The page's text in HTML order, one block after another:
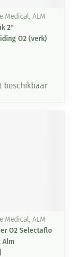
Medical, ALM
2''
O2 (verk)
beschikbaar
Medical, ALM
O2 Selectaflo
Alm